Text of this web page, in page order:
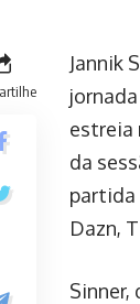
Jannik
estreia
da
partida
Dazn,
Sinner,